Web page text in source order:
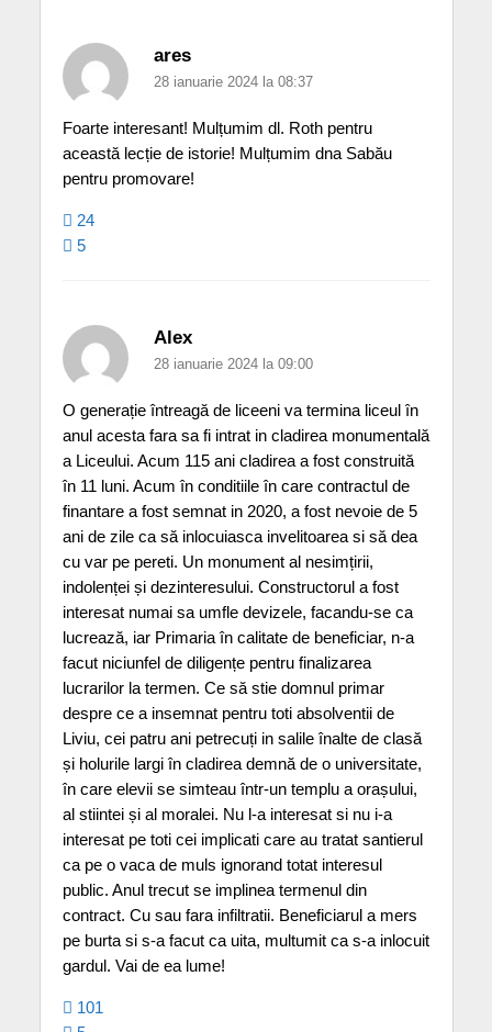
ares
28 ianuarie 2024 la 08:37
Foarte interesant! Mulțumim dl. Roth pentru
această lecție de istorie! Mulțumim dna Sabău
pentru promovare!
24
5
Alex
28 ianuarie 2024 la 09:00
O generație întreagă de liceeni va termina liceul în
anul acesta fara sa fi intrat in cladirea monumentală
a Liceului. Acum 115 ani cladirea a fost construită
în 11 luni. Acum în conditiile în care contractul de
finantare a fost semnat in 2020, a fost nevoie de 5
ani de zile ca să inlocuiasca invelitoarea si să dea
cu var pe pereti. Un monument al nesimțirii,
indolenței și dezinteresului. Constructorul a fost
interesat numai sa umfle devizele, facandu-se ca
lucrează, iar Primaria în calitate de beneficiar, n-a
facut niciunfel de diligențe pentru finalizarea
lucrarilor la termen. Ce să stie domnul primar
despre ce a insemnat pentru toti absolventii de
Liviu, cei patru ani petrecuți in salile înalte de clasă
și holurile largi în cladirea demnă de o universitate,
în care elevii se simteau într-un templu a orașului,
al stiintei și al moralei. Nu l-a interesat si nu i-a
interesat pe toti cei implicati care au tratat santierul
ca pe o vaca de muls ignorand totat interesul
public. Anul trecut se implinea termenul din
contract. Cu sau fara infiltratii. Beneficiarul a mers
pe burta si s-a facut ca uita, multumit ca s-a inlocuit
gardul. Vai de ea lume!
101